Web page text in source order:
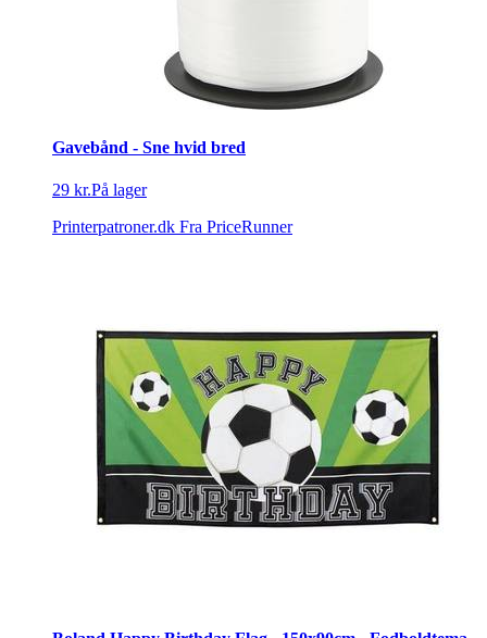
Gavebånd - Sne hvid bred
29 kr.På lager
Printerpatroner.dk Fra PriceRunner